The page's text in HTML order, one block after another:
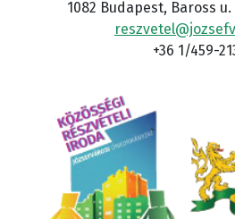
1082 Budapest, Baross
+36 1/459-